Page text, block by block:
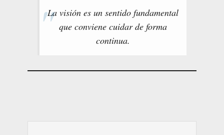
La visión es un sentido fundamental
que conviene cuidar de forma
continua.